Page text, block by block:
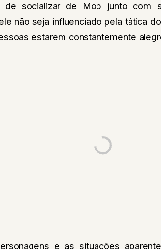
de socializar de Mob junto com
não seja influenciado pela tática
estarem constantemente